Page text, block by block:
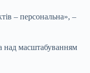
– персональна», –
над масштабуванням